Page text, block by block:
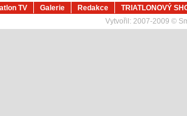
TV Galerie Redakce
TRIATLONOVÝ
Vytvořil: 2007-2009 ©